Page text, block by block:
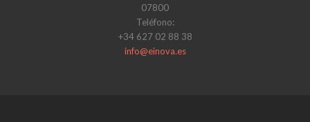
07800
Teléfono:
+34 627 02 88 38
info@einova.es